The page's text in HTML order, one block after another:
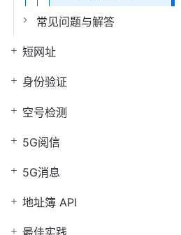
常见问题与解答
短网址
身份验证
空号检测
5G阅信
5G消息
地址簿 API